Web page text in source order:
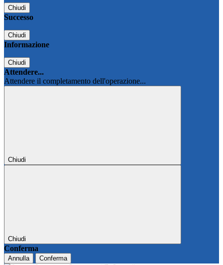
Chiudi
Successo
Chiudi
Informazione
Chiudi
Attendere...
Attendere il completamento dell'operazione...
Chiudi
Chiudi
Conferma
Annulla Conferma